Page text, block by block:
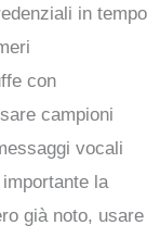
in tempo
con
campioni
vocali
la
già noto, usare